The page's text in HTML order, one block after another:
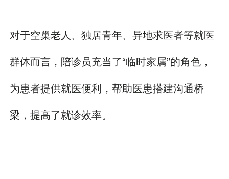
对于空巢老人、独居青年、异地求医者等就医
群体而言，陪诊员充当了“临时家属”的角色，
为患者提供就医便利，帮助医患搭建沟通桥
梁，提高了就诊效率。